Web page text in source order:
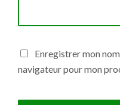
Enregistrer mon
navigateur pour mon